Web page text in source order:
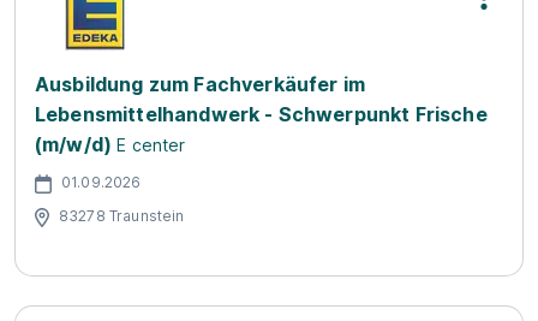
Ausbildung zum Fachverkäufer im
Lebensmittelhandwerk - Schwerpunkt Frische
(m/w/d) E center
01.09.2026
83278 Traunstein